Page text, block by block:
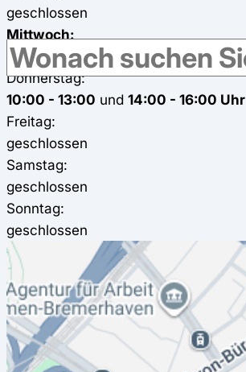
geschlossen
Mittwoch:
geschlossen
Donnerstag:
10:00 - 13:00 und 14:00 - 16:00 Uhr
Freitag:
geschlossen
Samstag:
geschlossen
Sonntag:
geschlossen